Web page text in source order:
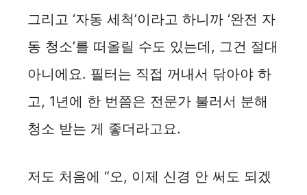
그리고 ‘자동 세척’이라고 하니까 ‘완전 자
동 청소’를 떠올릴 수도 있는데, 그건 절대
아니에요. 필터는 직접 꺼내서 닦아야 하
고, 1년에 한 번쯤은 전문가 불러서 분해
청소 받는 게 좋더라고요.
저도 처음에 “오, 이제 신경 안 써도 되겠